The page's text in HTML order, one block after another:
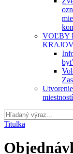
VOĽBY
miestností
Titulka